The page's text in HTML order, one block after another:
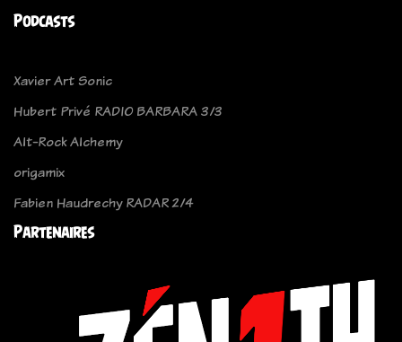
Podcasts
Xavier Art Sonic
Hubert Privé RADIO BARBARA 3/3
Alt-Rock Alchemy
origamix
Fabien Haudrechy RADAR 2/4
Partenaires